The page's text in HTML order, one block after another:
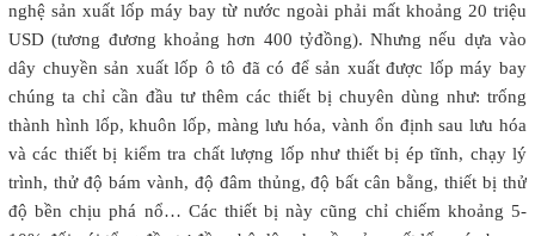
nghệ sản xuất lốp máy bay từ nước ngoài phải mất khoảng 20 triệu
USD (tương đương khoảng hơn 400 tỷđồng). Nhưng nếu dựa vào
dây chuyền sản xuất lốp ô tô đã có để sản xuất được lốp máy bay
chúng ta chỉ cần đầu tư thêm các thiết bị chuyên dùng như: trống
thành hình lốp, khuôn lốp, màng lưu hóa, vành ổn định sau lưu hóa
và các thiết bị kiểm tra chất lượng lốp như thiết bị ép tĩnh, chạy lý
trình, thử độ bám vành, độ đâm thủng, độ bất cân bằng, thiết bị thử
độ bền chịu phá nổ… Các thiết bị này cũng chỉ chiếm khoảng 5-